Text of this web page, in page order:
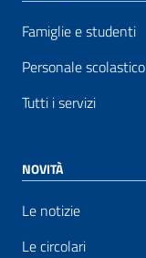
Famiglie e studenti
Personale scolastico
Tutti i servizi
NOVITÀ
Le notizie
Le circolari